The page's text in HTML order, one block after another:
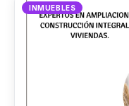
INMUEBLES